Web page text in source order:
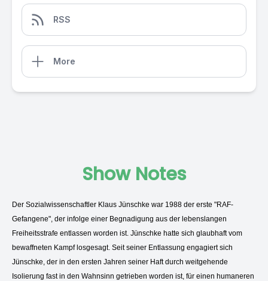
RSS
More
Show Notes
Der Sozialwissenschaftler Klaus Jünschke war 1988 der erste "RAF-
Gefangene", der infolge einer Begnadigung aus der lebenslangen
Freiheitsstrafe entlassen worden ist. Jünschke hatte sich glaubhaft vom
bewaffneten Kampf losgesagt. Seit seiner Entlassung engagiert sich
Jünschke, der in den ersten Jahren seiner Haft durch weitgehende
Isolierung fast in den Wahnsinn getrieben worden ist, für einen humaneren